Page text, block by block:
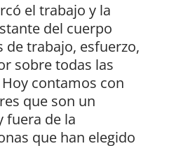
el trabajo y la
del cuerpo
de trabajo, esfuerzo,
sobre todas las
contamos con
que son un
fuera de la
que han elegido